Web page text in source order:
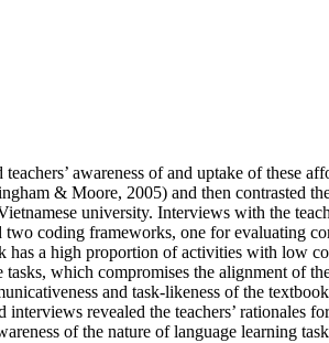
awareness of and uptake of these
& Moore, 2005) and then contrasted
university. Interviews with the
coding frameworks, one for evaluating
a high proportion of activities with low
which compromises the alignment of
and task-likeness of the
revealed the teachers’ rationales
of the nature of language learning